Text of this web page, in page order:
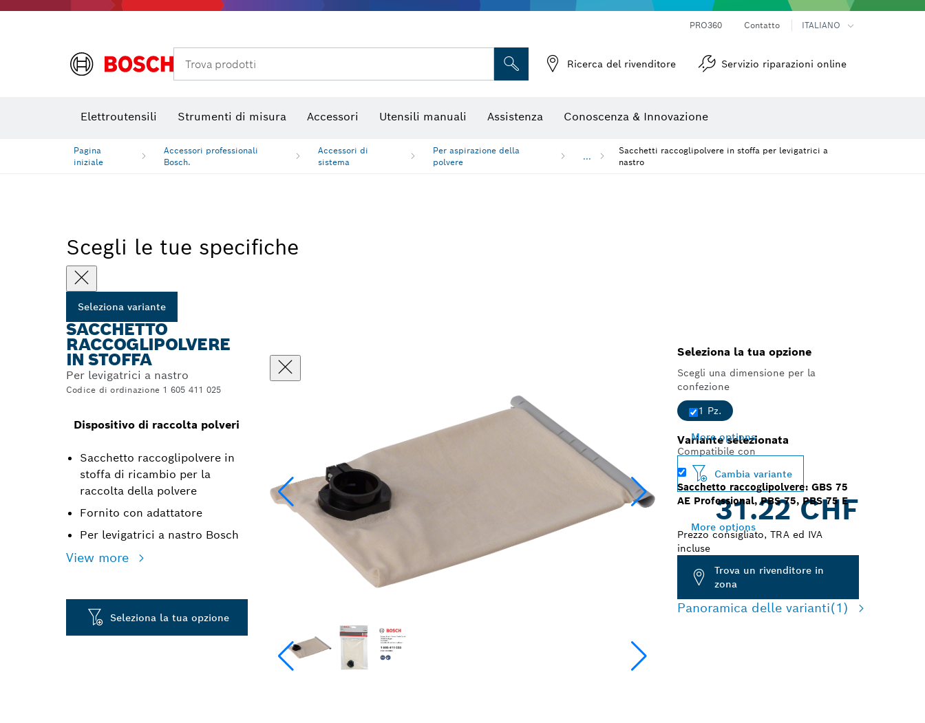
PRO360 Contatto ITALIANO
Trova prodotti Ricerca del rivenditore Servizio riparazioni online
Elettroutensili Strumenti di misura Accessori Utensili manuali Assistenza Conoscenza & Innovazione
Pagina
iniziale
Accessori professionali
Bosch.
Accessori di
sistema
Per aspirazione della
polvere
...
Sacchetti raccoglipolvere in stoffa per levigatrici a
nastro
Scegli le tue specifiche
Seleziona variante
SACCHETTO
RACCOGLIPOLVERE
IN STOFFA
Per levigatrici a nastro
Codice di ordinazione 1 605 411 025
Dispositivo di raccolta polveri
Sacchetto raccoglipolvere in
stoffa di ricambio per la
raccolta della polvere
Fornito con adattatore
Per levigatrici a nastro Bosch
View more
Seleziona la tua opzione
Seleziona la tua opzione
Scegli una dimensione per la
confezione
1 Pz.
More options
Compatibile con
Sacchetto raccoglipolvere: GBS 75
AE Professional, PBS 75, PBS 75 E
More options
Variante selezionata
Cambia variante
31.22 CHF
Prezzo consigliato, TRA ed IVA
incluse
Trova un rivenditore in
zona
Panoramica delle varianti(1)